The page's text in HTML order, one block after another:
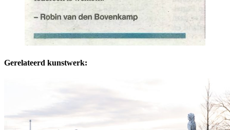
Gerelateerd kunstwerk: